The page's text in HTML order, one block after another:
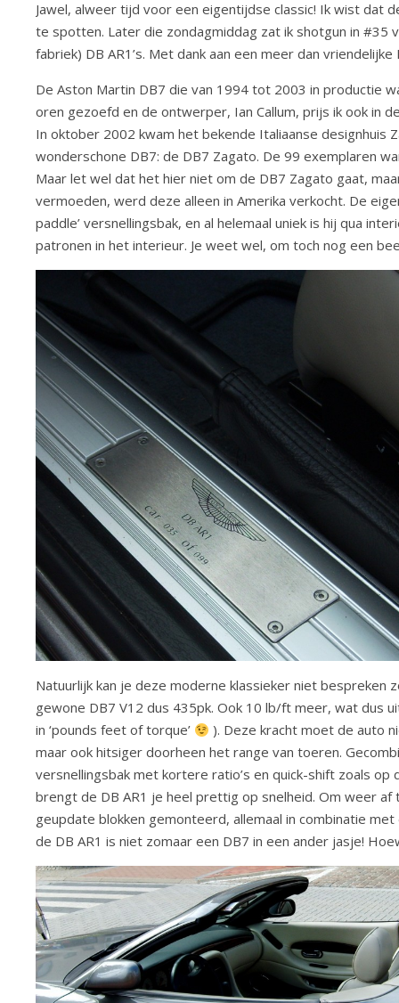
Jawel, alweer tijd voor een eigentijdse classic! Ik wist dat
te spotten. Later die zondagmiddag zat ik shotgun in #35
fabriek) DB AR1’s. Met dank aan een meer dan
De Aston Martin DB7 die van 1994 tot 2003 in productie
oren gezoefd en de ontwerper, Ian Callum, prijs ik ook in
In oktober 2002 kwam het bekende Italiaanse designhuis
wonderschone DB7: de DB7 Zagato. De 99 exemplaren
Maar let wel dat het hier niet om de DB7 Zagato gaat,
vermoeden, werd deze alleen in Amerika verkocht. De
paddle’ versnellingsbak, en al helemaal uniek is hij qua
patronen in het interieur. Je weet wel, om toch nog een
Natuurlijk kan je deze moderne klassieker niet
gewone DB7 V12 dus 435pk. Ook 10 lb/ft meer, wat dus
in ‘pounds feet of torque’
). Deze kracht moet de auto
maar ook hitsiger doorheen het range van toeren.
versnellingsbak met kortere ratio’s en quick-shift zoals
brengt de DB AR1 je heel prettig op snelheid. Om weer
geupdate blokken gemonteerd, allemaal in combinatie
de DB AR1 is niet zomaar een DB7 in een ander jasje!